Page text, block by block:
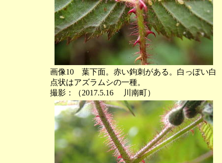
画像10 葉下面。赤い鉤刺がある。白っぽい白
点状はアズラムシの一種。
撮影：（2017.5.16 川南町）